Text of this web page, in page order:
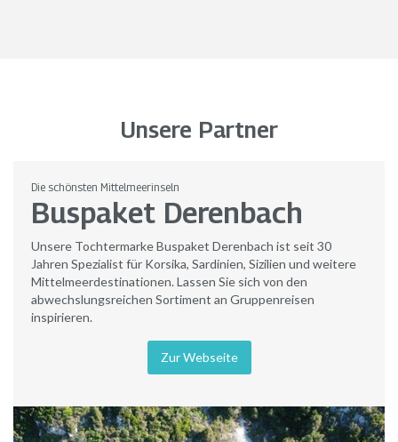
Unsere Partner
Die schönsten Mittelmeerinseln
Buspaket Derenbach
Unsere Tochtermarke Buspaket Derenbach ist seit 30
Jahren Spezialist für Korsika, Sardinien, Sizilien und weitere
Mittelmeerdestinationen. Lassen Sie sich von den
abwechslungsreichen Sortiment an Gruppenreisen
inspirieren.
Zur Webseite